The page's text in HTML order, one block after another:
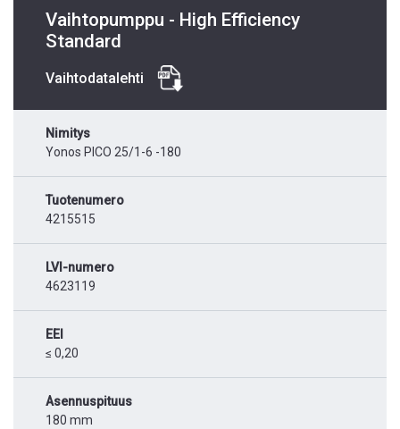
Vaihtopumppu - High Efficiency
Standard
Vaihtodatalehti
Nimitys
Yonos PICO 25/1-6 -180
Tuotenumero
4215515
LVI-numero
4623119
EEI
≤ 0,20
Asennuspituus
180 mm